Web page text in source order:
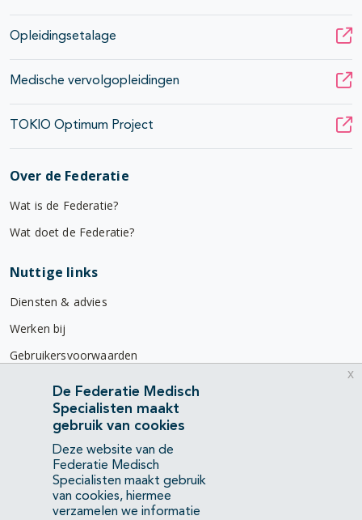
Opleidingsetalage
Medische vervolgopleidingen
TOKIO Optimum Project
Over de Federatie
Wat is de Federatie?
Wat doet de Federatie?
Nuttige links
Diensten & advies
Werken bij
Gebruikersvoorwaarden
Privacyverklaring
Contact
Mercatorlaan 1200
3528 BL Utrecht
(088) 505 34 34
De Federatie Medisch
Specialisten maakt
gebruik van cookies
Deze website van de
Federatie Medisch
Specialisten maakt gebruik
van cookies, hiermee
verzamelen we informatie
x